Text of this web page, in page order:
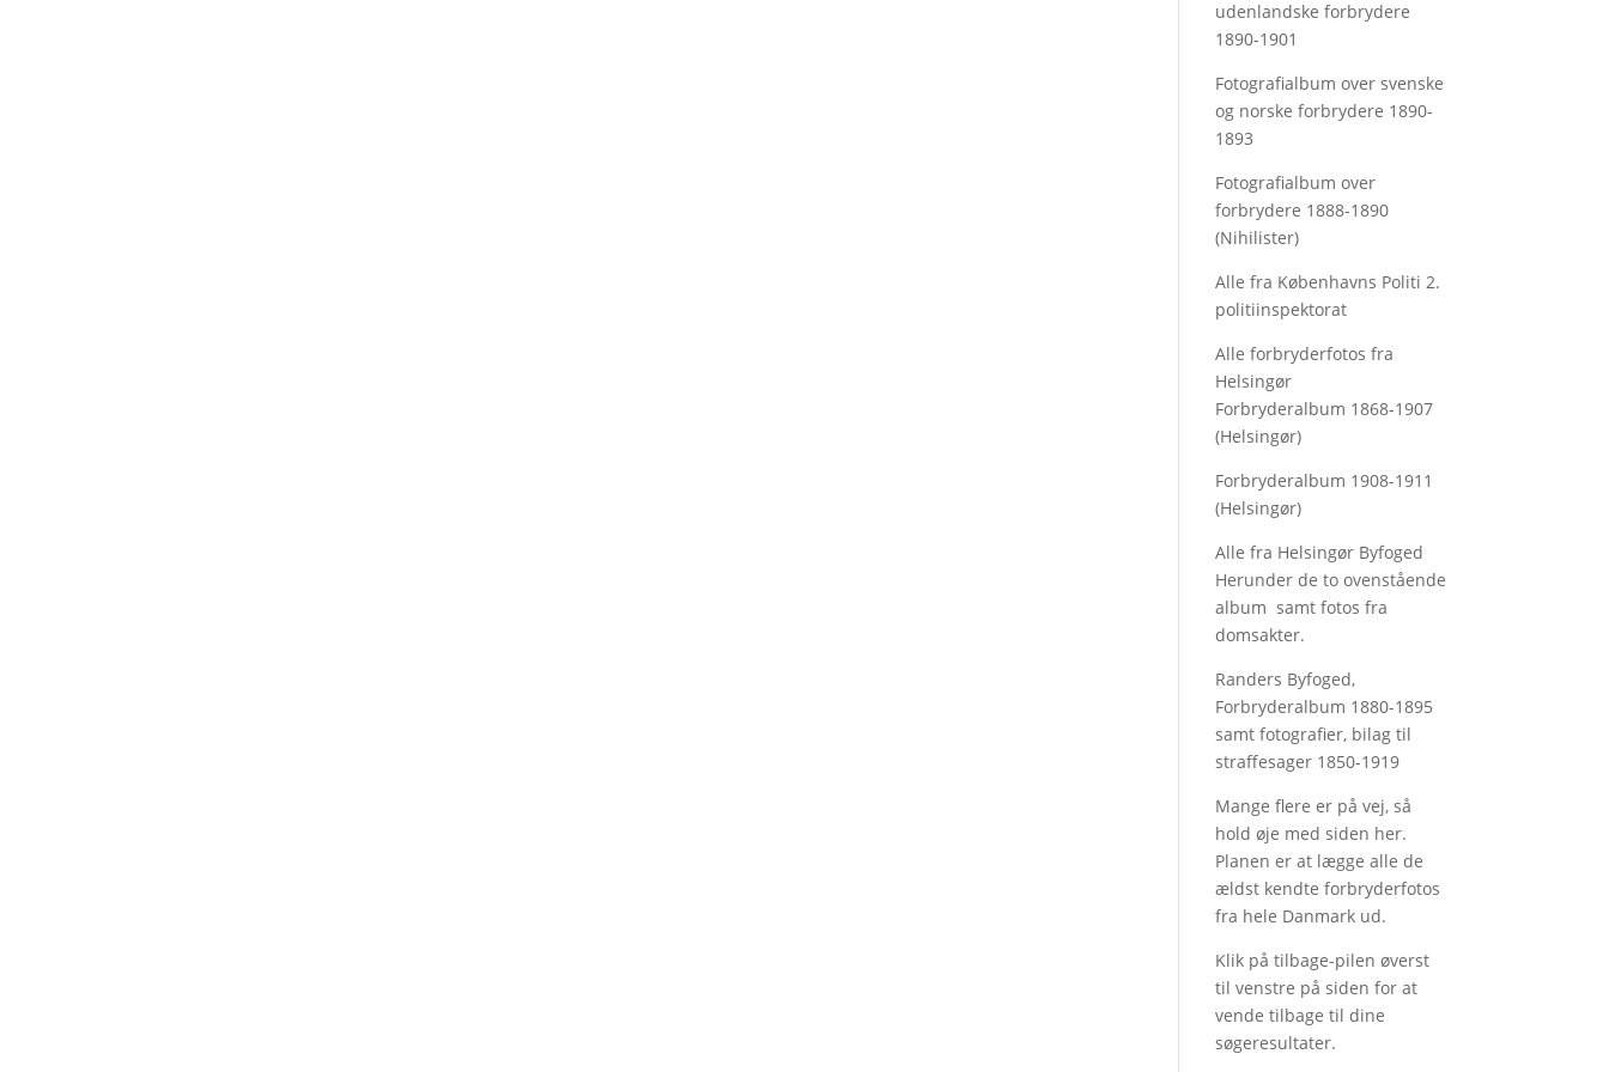
udenlandske forbrydere
1890-1901
Fotografialbum over svenske
og norske forbrydere 1890-
1893
Fotografialbum over
forbrydere 1888-1890
(Nihilister)
Alle fra Københavns Politi 2.
politiinspektorat
Alle forbryderfotos fra
Helsingør
Forbryderalbum 1868-1907
(Helsingør)
Forbryderalbum 1908-1911
(Helsingør)
Alle fra Helsingør Byfoged
Herunder de to ovenstående
album samt fotos fra
domsakter.
Randers Byfoged,
Forbryderalbum 1880-1895
samt fotografier, bilag til
straffesager 1850-1919
Mange flere er på vej, så
hold øje med siden her.
Planen er at lægge alle de
ældst kendte forbryderfotos
fra hele Danmark ud.
Klik på tilbage-pilen øverst
til venstre på siden for at
vende tilbage til dine
søgeresultater.